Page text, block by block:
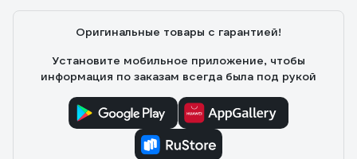
Оригинальные товары с гарантией!
Установите мобильное приложение, чтобы
информация по заказам всегда была под рукой